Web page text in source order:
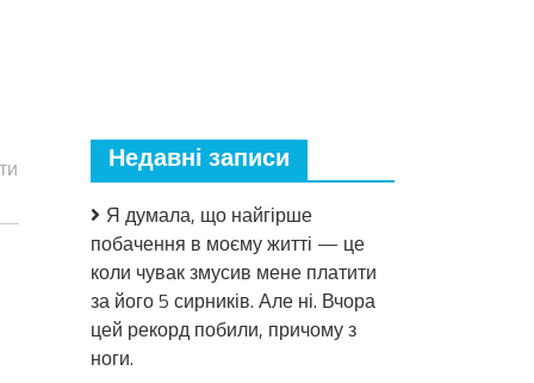
Недавні записи
Я думала, що найгірше
побачення в моєму житті — це
коли чувак змусив мене платити
за його 5 сирників. Але ні. Вчора
цей рекорд побили, причому з
ноги.